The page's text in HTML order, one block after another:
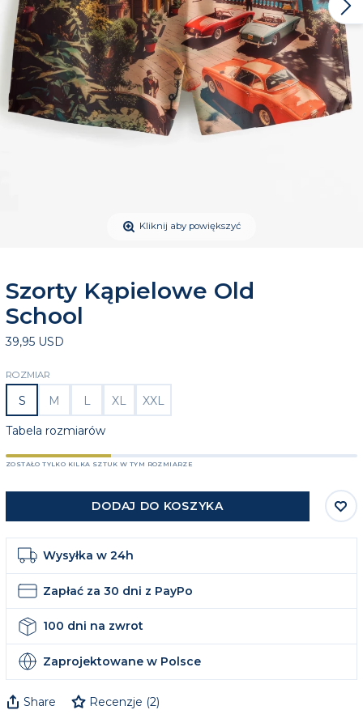
Kliknij aby powiększyć
Szorty Kąpielowe Old
School
39,95 USD
ROZMIAR
S M L XL XXL
Tabela rozmiarów
ZOSTAŁO TYLKO KILKA SZTUK W TYM ROZMIARZE
DODAJ DO KOSZYKA
Wysyłka w 24h
Zapłać za 30 dni z PayPo
100 dni na zwrot
Zaprojektowane w Polsce
Share Recenzje (2)